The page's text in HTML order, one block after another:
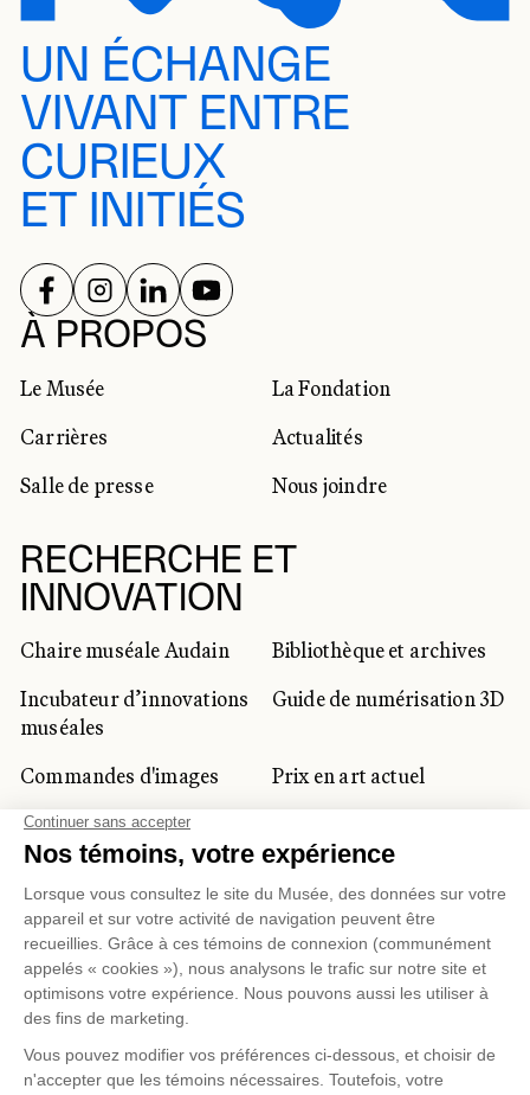
UN ÉCHANGE
VIVANT ENTRE
CURIEUX
ET INITIÉS
À PROPOS
Le Musée
La Fondation
Carrières
Actualités
Salle de presse
Nous joindre
RECHERCHE ET
INNOVATION
Chaire muséale Audain
Bibliothèque et archives
Incubateur d’innovations
muséales
Guide de numérisation 3D
Commandes d'images
Prix en art actuel
Prix Lynne-Cohen
CLIENTÈLE CORPORATIVE
ET PRIVÉE
Location d'espaces
Activités corporatives
professionnels du
RÉSEAUX SOCIAUX
SUIVEZ-NOUS SUR
SUIVEZ-NOUS SUR
SUIVEZ-NOUS SUR
SUIVEZ-NOUS SUR